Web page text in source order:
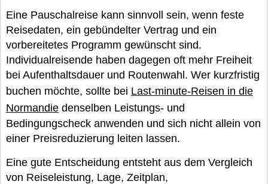
Eine Pauschalreise kann sinnvoll sein, wenn feste
Reisedaten, ein gebündelter Vertrag und ein
vorbereitetes Programm gewünscht sind.
Individualreisende haben dagegen oft mehr Freiheit
bei Aufenthaltsdauer und Routenwahl. Wer kurzfristig
buchen möchte, sollte bei Last-minute-Reisen in die
Normandie denselben Leistungs- und
Bedingungscheck anwenden und sich nicht allein von
einer Preisreduzierung leiten lassen.
Eine gute Entscheidung entsteht aus dem Vergleich
von Reiseleistung, Lage, Zeitplan,